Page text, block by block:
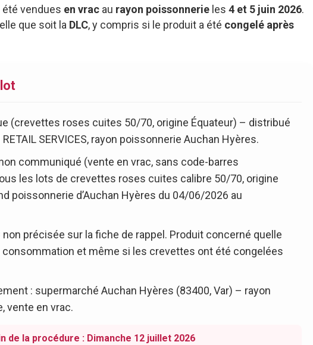
vendues en vrac au rayon poissonnerie les 4 et 5 juin 2026.
que soit la DLC, y compris si le produit a été congelé après
(crevettes roses cuites 50/70, origine Équateur) – distribué
SERVICES, rayon poissonnerie Auchan Hyères.
communiqué (vente en vrac, sans code-barres
les lots de crevettes roses cuites calibre 50/70, origine
poissonnerie d’Auchan Hyères du 04/06/2026 au
non précisée sur la fiche de rappel. Produit concerné quelle
consommation et même si les crevettes ont été congelées
: supermarché Auchan Hyères (83400, Var) – rayon
vente en vrac.
de la procédure : Dimanche 12 juillet 2026